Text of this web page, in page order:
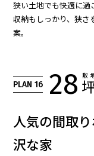
狭い土地でも快適に過
収納もしっかり、狭さ
案。
PLAN 16 28 敷
人気の間取
沢な家